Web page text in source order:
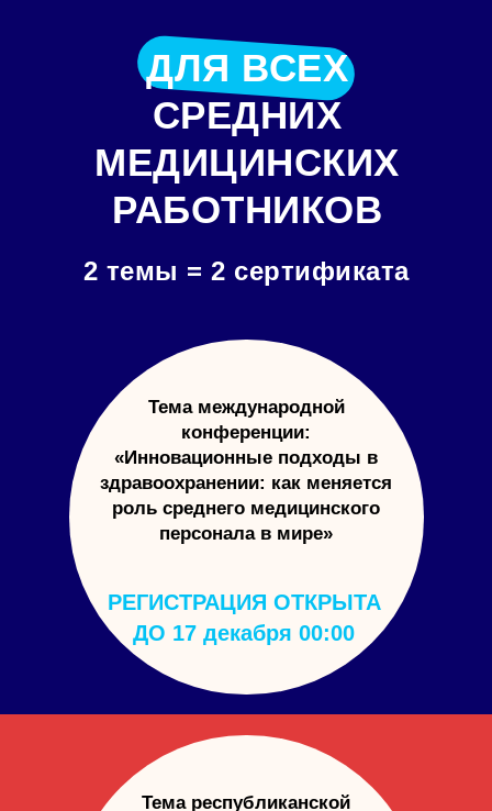
ДЛЯ ВСЕХ
СРЕДНИХ
МЕДИЦИНСКИХ
РАБОТНИКОВ
2 темы = 2 сертификата
Тема международной
конференции:
«Инновационные подходы в
здравоохранении: как меняется
роль среднего медицинского
персонала в мире»
РЕГИСТРАЦИЯ ОТКРЫТА
ДО 17 декабря 00:00
Тема республиканской